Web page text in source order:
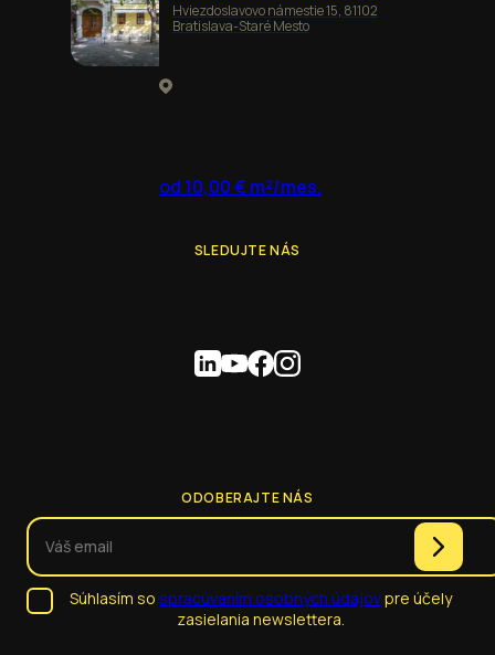
Hviezdoslavovo námestie 15, 81102
Bratislava-Staré Mesto
od 10,00 € m²/mes.
SLEDUJTE NÁS
ODOBERAJTE NÁS
Súhlasím so spracúvaním osobných údajovpre účely
zasielania newslettera.